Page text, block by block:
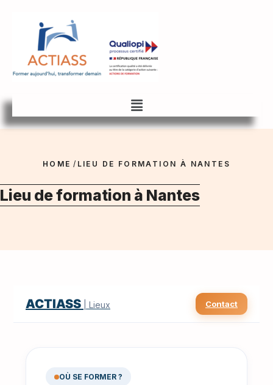
HOME / LIEU DE FORMATION À NANTES
Lieu de formation à Nantes
ACTIASS | Lieux Contact
OÙ SE FORMER ?